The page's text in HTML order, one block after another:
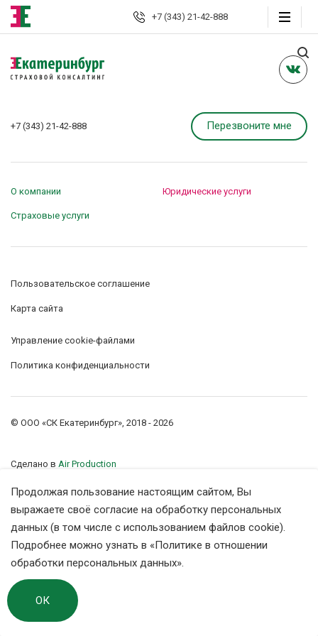
+7 (343) 21-42-888
услуги
Страховой консалтинг
Защита должника
Банкротство граждан
Взыскание долгов
Защита сделки
+7 (343) 21-42-888 Перезвоните мне
О компании Юридические услуги
Страховые услуги
Карта сайта
Пользовательское соглашение
Политика конфиденциальности
Управление сookie-файлами
© ООО «СК Екатеринбург», 2018 - 2026
Сделано в Air Production
Продолжая пользование настоящим сайтом, Вы
выражаете своё согласие на обработку персональных
данных (в том числе с использованием файлов cookie).
Подробнее можно узнать в «Политике в отношении
обработки персональных данных».
ОК